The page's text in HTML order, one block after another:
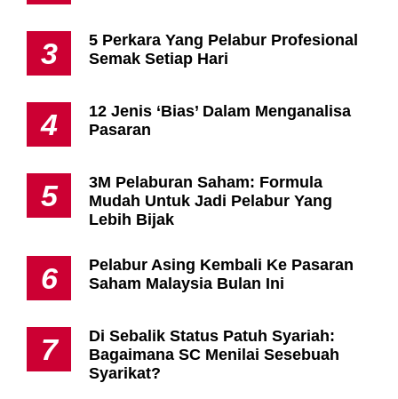
3
5 Perkara Yang Pelabur Profesional
Semak Setiap Hari
4
12 Jenis ‘Bias’ Dalam Menganalisa
Pasaran
5
3M Pelaburan Saham: Formula
Mudah Untuk Jadi Pelabur Yang
Lebih Bijak
6
Pelabur Asing Kembali Ke Pasaran
Saham Malaysia Bulan Ini
7
Di Sebalik Status Patuh Syariah:
Bagaimana SC Menilai Sesebuah
Syarikat?